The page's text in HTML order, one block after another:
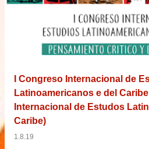
I Congreso Internacional de
Latinoamericanos e del
Internacional de Estudos
Caribe)
1.8.19